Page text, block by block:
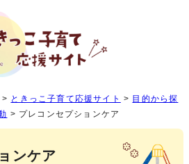
> ときっこ子育て応援サイト > 目的から探
> プレコンセプションケア
ンケア